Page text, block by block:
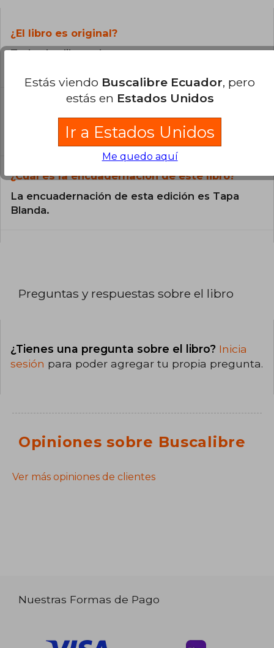
¿El libro es original?
Todos los libros de nuestro
¿En qué Idioma está escrito el
El libro está escrito en Inglés.
¿Cuál es la encuadernación de este libro?
La encuadernación de esta edición es Tapa
Blanda.
Preguntas y respuestas sobre el libro
¿Tienes una pregunta sobre el libro? Inicia
sesión para poder agregar tu propia pregunta.
Opiniones sobre Buscalibre
Ver más opiniones de clientes
Nuestras Formas de Pago
Estás viendo Buscalibre Ecuador, pero
estás en Estados Unidos
Ir a Estados Unidos
Me quedo aquí